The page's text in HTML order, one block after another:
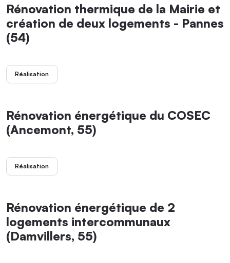
Rénovation thermique de la Mairie et
création de deux logements - Pannes
(54)
Réalisation
Rénovation énergétique du COSEC
(Ancemont, 55)
Réalisation
Rénovation énergétique de 2
logements intercommunaux
(Damvillers, 55)